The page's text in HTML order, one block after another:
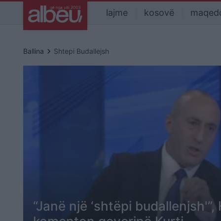
lajme kosovë
Ballina keyboard_arrow_right Shtepi Budallejsh
“Janë një ‘shtëpi budallenjsh'”,